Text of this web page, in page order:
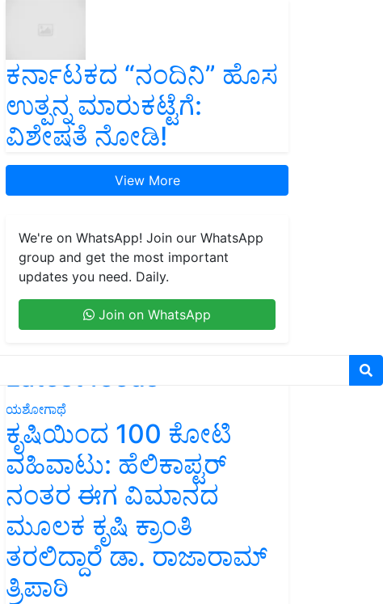
ಕರ್ನಾಟಕದ “ನಂದಿನಿ” ಹೊಸ
ಉತ್ಪನ್ನ ಮಾರುಕಟ್ಟೆಗೆ:
ವಿಶೇಷತೆ ನೋಡಿ!
View More
We're on WhatsApp! Join our WhatsApp
group and get the most important
updates you need. Daily.
Join on WhatsApp
Latest feeds
ಯಶೋಗಾಥೆ
ಕೃಷಿಯಿಂದ 100 ಕೋಟಿ
ವಹಿವಾಟು: ಹೆಲಿಕಾಪ್ಟರ್
ನಂತರ ಈಗ ವಿಮಾನದ
ಮೂಲಕ ಕೃಷಿ ಕ್ರಾಂತಿ
ತರಲಿದ್ದಾರೆ ಡಾ. ರಾಜಾರಾಮ್
ತ್ರಿಪಾಠಿ